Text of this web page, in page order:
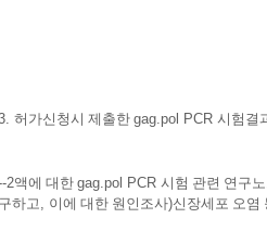
허가신청시 제출한 gag.pol PCR 시험결
2액에 대한 gag.pol PCR 시험 관련 연구
구하고, 이에 대한 원인조사)신장세포 오염